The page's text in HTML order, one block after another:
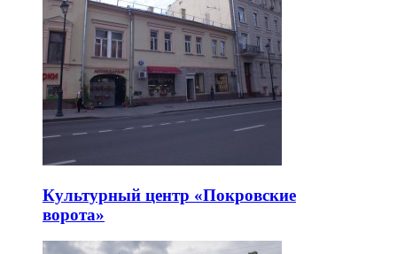
Культурный центр «Покровские
ворота»